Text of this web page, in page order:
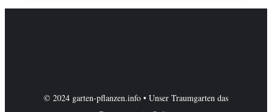
© 2024 garten-pflanzen.info • Unser Traumgarten das